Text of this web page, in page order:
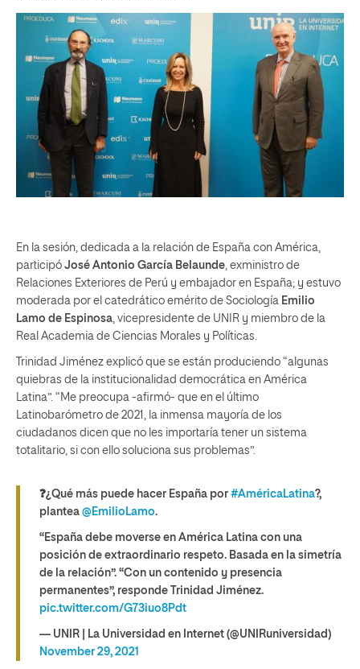
En la sesión, dedicada a la relación de España con América,
participó José Antonio García Belaunde, exministro de
Relaciones Exteriores de Perú y embajador en España; y estuvo
moderada por el catedrático emérito de Sociología Emilio
Lamo de Espinosa, vicepresidente de UNIR y miembro de la
Real Academia de Ciencias Morales y Políticas.
Trinidad Jiménez explicó que se están produciendo “algunas
quiebras de la institucionalidad democrática en América
Latina”. “Me preocupa -afirmó- que en el último
Latinobarómetro de 2021, la inmensa mayoría de los
ciudadanos dicen que no les importaría tener un sistema
totalitario, si con ello soluciona sus problemas”.
❓¿Qué más puede hacer España por #AméricaLatina?,
plantea @EmilioLamo.
“España debe moverse en América Latina con una
posición de extraordinario respeto. Basada en la simetría
de la relación”. “Con un contenido y presencia
permanentes”, responde Trinidad Jiménez.
pic.twitter.com/G73iuo8Pdt
— UNIR | La Universidad en Internet (@UNIRuniversidad)
November 29, 2021